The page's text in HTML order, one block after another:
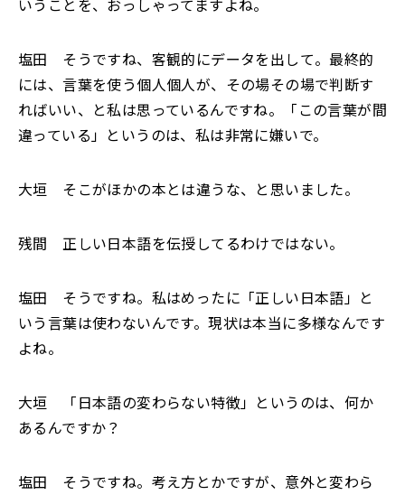
いうことを、おっしゃってますよね。
塩田 そうですね、客観的にデータを出して。最終的
には、言葉を使う個人個人が、その場その場で判断す
ればいい、と私は思っているんですね。「この言葉が間
違っている」というのは、私は非常に嫌いで。
大垣 そこがほかの本とは違うな、と思いました。
残間 正しい日本語を伝授してるわけではない。
塩田 そうですね。私はめったに「正しい日本語」と
いう言葉は使わないんです。現状は本当に多様なんです
よね。
大垣 「日本語の変わらない特徴」というのは、何か
あるんですか？
塩田 そうですね。考え方とかですが、意外と変わら